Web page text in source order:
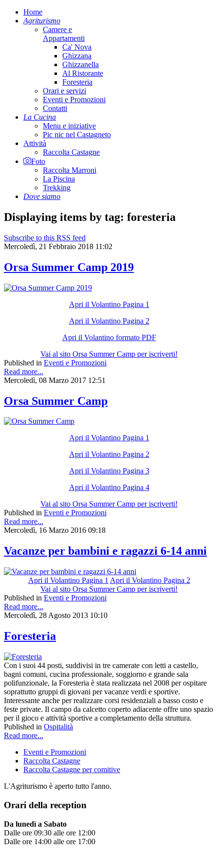
Home
Agriturismo
Camere e
Appartamenti
Ca' Nova
Ghizzana
Ghizzanella
Al Ristorante
Foresteria
Orari e servizi
Eventi e Promozioni
Contatti
La Cucina
Menu e iniziative
Pic nic nel Castagneto
Attività
Raccolta Castagne
Foto
Raccolta Marroni
La Piscina
Trekking
Dove siamo
Displaying items by tag: foresteria
Subscribe to this RSS feed
Mercoledì, 21 Febbraio 2018 11:02
Orsa Summer Camp 2019
Apri il Volantino Pagina 1
Apri il Volantino Pagina 2
Apri il Volantino formato PDF
Vai al sito Orsa Summer Camp per iscriverti!
Published in Eventi e Promozioni
Read more...
Mercoledì, 08 Marzo 2017 12:51
Orsa Summer Camp
Apri il Volantino Pagina 1
Apri il Volantino Pagina 2
Apri il Volantino Pagina 3
Apri il Volantino Pagina 4
Vai al sito Orsa Summer Camp per iscriverti!
Published in Eventi e Promozioni
Read more...
Mercoledì, 16 Marzo 2016 09:18
Vacanze per bambini e ragazzi 6-14 anni
Apri il Volantino Pagina 1 Apri il Volantino Pagina 2
Vai al sito Orsa Summer Camp per iscriverti!
Published in Eventi e Promozioni
Read more...
Mercoledì, 28 Agosto 2013 10:10
Foresteria
Con i suoi 44 posti, suddivisi in tre camerate con letti a castello,
bagni comuni, cucina professionale, soggiorno e grande sala
polifunzionale, la Foresteria è stata realizzata nel 2008 per ospitare
soprattutto gruppi di giovani per vacanze verdi e sportive.
Interessante anche per realizzare corsi residenziali a basso costo e
feste private. Il campo da calcetto coperto adiacente offre uno spazio
per il gioco e attività sportive a completamento della struttura.
Published in Ospitalità
Read more...
Eventi e Promozioni
Raccolta Castagne
Raccolta Castagne per comitive
L'Agriturismo è aperto tutto l'anno.
Orari della reception
Da lunedì a Sabato
Dalle ore 09:30 alle ore 12:00
Dalle ore 14:00 alle ore 17:00